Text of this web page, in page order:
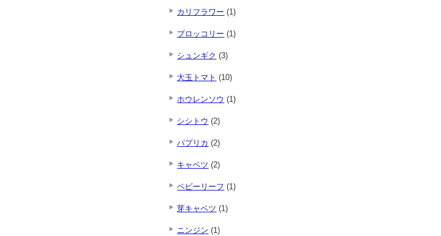
カリフラワー (1)
ブロッコリー (1)
シュンギク (3)
大玉トマト (10)
ホウレンソウ (1)
シシトウ (2)
パプリカ (2)
キャベツ (2)
ベビーリーフ (1)
芽キャベツ (1)
ニンジン (1)